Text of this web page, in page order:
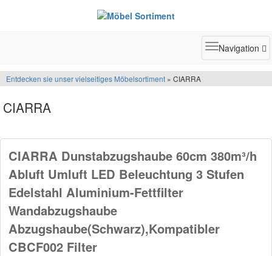
Toggle
Navigation
Entdecken sie unser vielseitiges Möbelsortiment » CIARRA
CIARRA
CIARRA Dunstabzugshaube 60cm 380m³/h
Abluft Umluft LED Beleuchtung 3 Stufen
Edelstahl Aluminium-Fettfilter
Wandabzugshaube
Abzugshaube(Schwarz),Kompatibler
CBCF002 Filter